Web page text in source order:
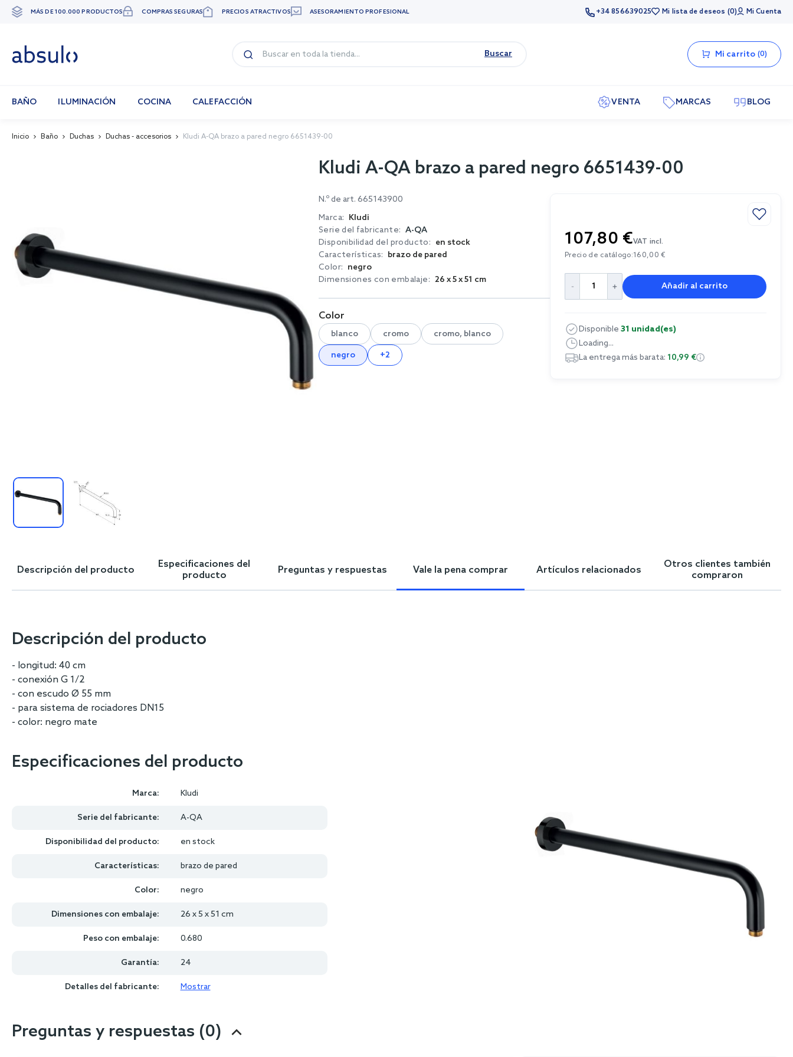
Ir
MÁS DE 100.000 PRODUCTOS COMPRAS SEGURAS PRECIOS ATRACTIVOS ASESORAMIENTO PROFESIONAL +34 856639025 Mi lista de deseos 0 Mi Cuenta
Buscar Mi carrito 0
BAÑO ILUMINACIÓN COCINA CALEFACCIÓN VENTA MARCAS BLOG
Inicio Baño Duchas Duchas - accesorios Kludi A-QA brazo a pared negro 6651439-00
gallery
beginning
Kludi A-QA brazo a pared negro 6651439-00
N.º de art. 665143900
Marca: Kludi
Serie del fabricante: A-QA
Disponibilidad del producto: en stock
Características: brazo de pared
Color: negro
Dimensiones con embalaje: 26 x 5 x 51 cm
Color
blanco cromo cromo, blanco
negro +2
107,80 €VAT incl.
Precio de catálogo:160,00 €
Añadir al carrito
Disponible 31 unidad(es)
Loading...
La entrega más barata: 10,99 €
Descripción del producto
Especificaciones del
producto
Preguntas y respuestas Vale la pena comprar Artículos relacionados
Otros clientes también
compraron
Descripción del producto
- longitud: 40 cm
- conexión G 1/2
- con escudo Ø 55 mm
- para sistema de rociadores DN15
- color: negro mate
Especificaciones del producto
Marca: Kludi
Serie del fabricante: A-QA
Disponibilidad del producto: en stock
Características: brazo de pared
Color: negro
Dimensiones con embalaje: 26 x 5 x 51 cm
Peso con embalaje: 0.680
Garantía: 24
Detalles del fabricante: Mostrar
Preguntas y respuestas (0)